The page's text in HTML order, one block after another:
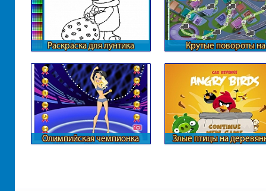
Раскраска для лунтика
Крутые повороты на
Олимпийская чемпионка
Злые птицы на